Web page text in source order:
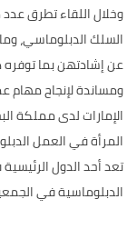
وخلال اللقاء تطرق
السلك الدبلوماسي،
عن إشادتهن بما
ومساندة لإنجاح مهام
الإمارات لدى مملكة
المرأة في العمل
تعد أحد الدول
الدبلوماسية في